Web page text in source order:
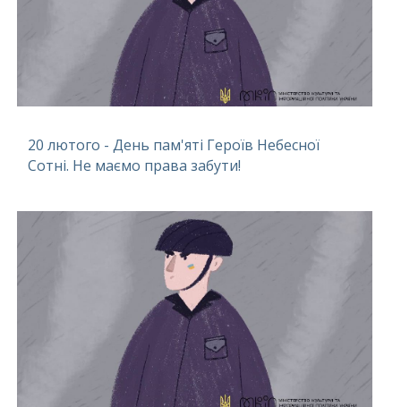
20 лютого - День пам'яті Героїв Небесної
Сотні. Не маємо права забути!